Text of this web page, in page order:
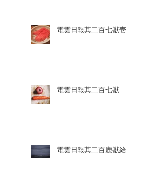
電雲日報其二百七獣壱
電雲日報其二百七獣
電雲日報其二百鹿獣給